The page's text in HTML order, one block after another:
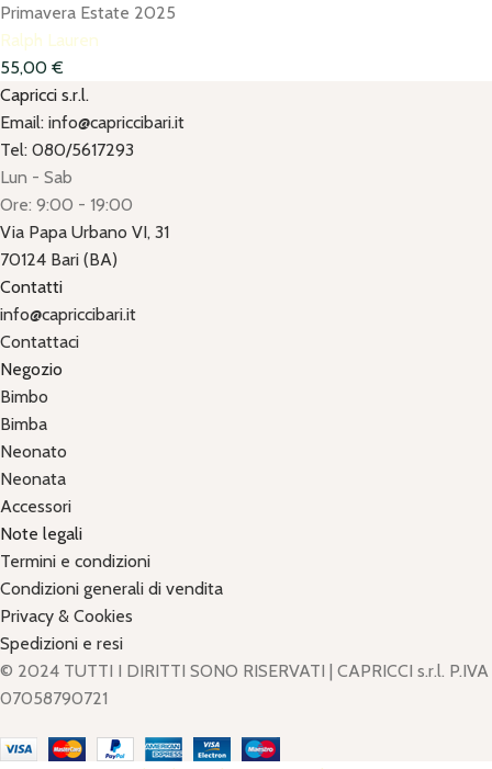
Primavera Estate 2025
Ralph Lauren
55,00 €
Capricci s.r.l.
Email: info@capriccibari.it
Tel: 080/5617293
Lun - Sab
Ore: 9:00 - 19:00
Via Papa Urbano VI, 31
70124 Bari (BA)
Contatti
info@capriccibari.it
Contattaci
Negozio
Bimbo
Bimba
Neonato
Neonata
Accessori
Note legali
Termini e condizioni
Condizioni generali di vendita
Privacy & Cookies
Spedizioni e resi
© 2024 TUTTI I DIRITTI SONO RISERVATI | CAPRICCI s.r.l. P.IVA
07058790721